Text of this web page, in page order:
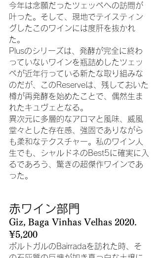
今年は念願だったツェッペへの訪問が
叶った。そして、現地でテイスティン
グしたこのワインには度肝を抜かれ
た。
Plusのシリーズは、発酵が完全に終わ
っていないワインを瓶詰めしたツェッ
ペが近年行っている新たな取り組みな
のだが、このReserveは、残しておいた
樽が再発酵を始めたことで、偶然生ま
れたキュヴェとなる。
異次元に多層的なアロマと風味、威風
堂々とした存在感、強固でありながら
も柔和なテクスチャー。私のワイン人
生でも、シャルドネのBest5に確実に入
るであろう、驚きの超傑作ワインであ
った。
赤ワイン部門
Giz, Baga Vinhas Velhas 2020.
¥5,200
ポルトガルのBairradaを訪れた時、そ